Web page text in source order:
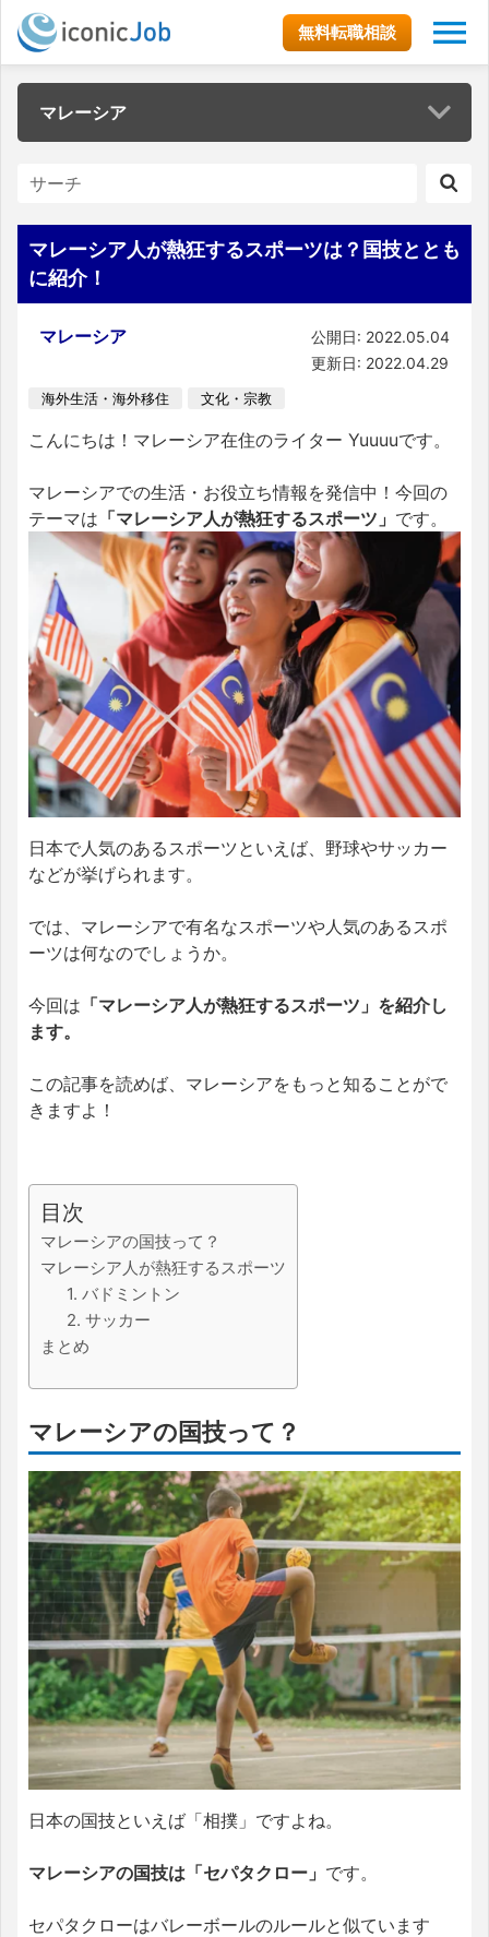
無料転職相談
マレーシア
マレーシア人が熱狂するスポーツは？国技ととも
に紹介！
マレーシア
公開日: 2022.05.04
更新日: 2022.04.29
海外生活・海外移住 文化・宗教
こんにちは！マレーシア在住のライター Yuuuuです。
マレーシアでの生活・お役立ち情報を発信中！今回の
テーマは 「マレーシア人が熱狂するスポーツ」 です。
日本で人気のあるスポーツといえば、野球やサッカー
などが挙げられます。
では、マレーシアで有名なスポーツや人気のあるスポ
ーツは何なのでしょうか。
今回は 「マレーシア人が熱狂するスポーツ」を紹介し
ます。
この記事を読めば、マレーシアをもっと知ることがで
きますよ！
目次
マレーシアの国技って？
マレーシア人が熱狂するスポーツ
1. バドミントン
2. サッカー
まとめ
マレーシアの国技って？
日本の国技といえば「相撲」ですよね。
マレーシアの国技は「セパタクロー」 です。
セパタクローはバレーボールのルールと似ています